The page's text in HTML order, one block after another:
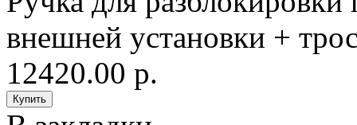
внешней установки +
12420.00 р.